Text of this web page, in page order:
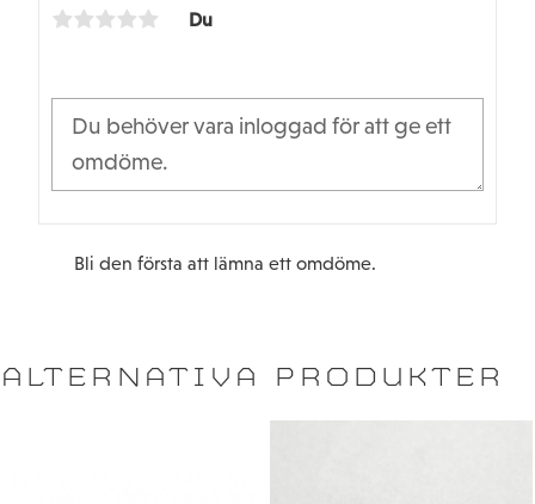
Du
Bli den första att lämna ett omdöme.
ALTERNATIVA PRODUKTER